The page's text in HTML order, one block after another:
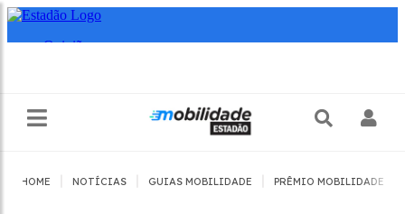
HOME NOTÍCIAS GUIAS MOBILIDADE PRÊMIO MOBILIDADE